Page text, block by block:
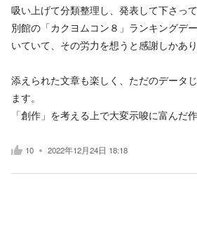
吸い上げて分類整理し、発表して下さって
別館の「カクヨムコン８」ランキングデ
いていて、その労力を想うと感謝しかあり
添えられた文章も楽しく、ただのデータ
ます。
「創作」を考える上で大変示唆に富んだ作
10 2022年12月24日 18:18